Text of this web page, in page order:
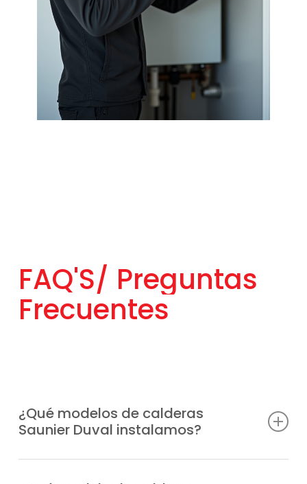
FAQ'S/ Preguntas
Frecuentes
¿Qué modelos de calderas
Saunier Duval instalamos?